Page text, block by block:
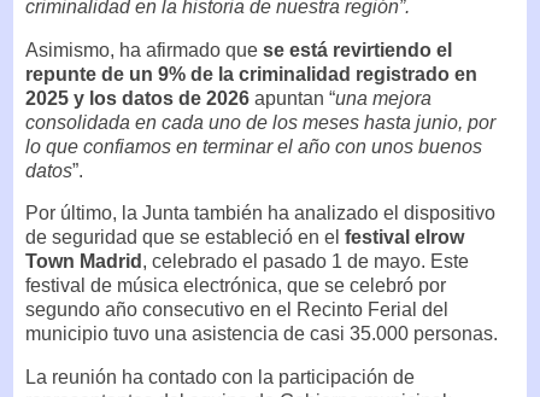
criminalidad en la historia de nuestra región”.
Asimismo, ha afirmado que se está revirtiendo el
repunte de un 9% de la criminalidad registrado en
2025 y los datos de 2026 apuntan “una mejora
consolidada en cada uno de los meses hasta junio, por
lo que confiamos en terminar el año con unos buenos
datos”.
Por último, la Junta también ha analizado el dispositivo
de seguridad que se estableció en el festival elrow
Town Madrid , celebrado el pasado 1 de mayo. Este
festival de música electrónica, que se celebró por
segundo año consecutivo en el Recinto Ferial del
municipio tuvo una asistencia de casi 35.000 personas.
La reunión ha contado con la participación de